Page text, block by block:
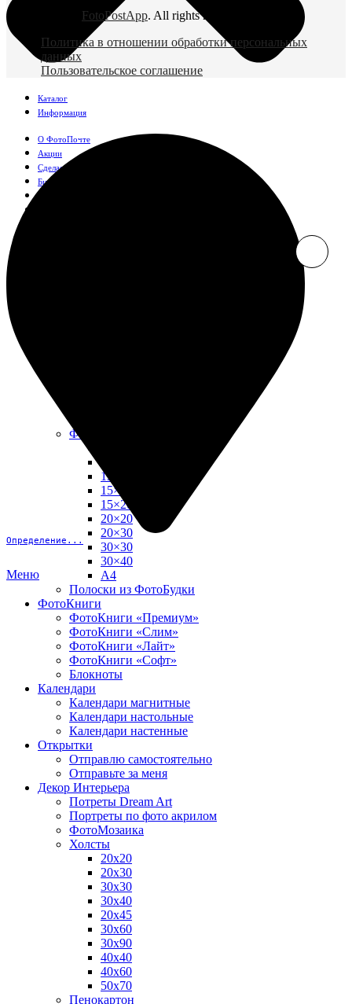
Определение...
Меню
FotoPostApp. All rights reserved
Политика в отношении обработки персональных
данных
Пользовательское соглашение
Каталог
Информация
О ФотоПочте
Акции
Сделаем за вас
Бизнесу
Фото в рамке
13×18
15×15
15×20
20×20
20×30
30×30
30×40
A4
Полоски из ФотоБудки
ФотоКниги
ФотоКниги «Премиум»
ФотоКниги «Слим»
ФотоКниги «Лайт»
ФотоКниги «Софт»
Блокноты
Календари
Календари магнитные
Календари настольные
Календари настенные
Открытки
Отправлю самостоятельно
Отправьте за меня
Декор Интерьера
Потреты Dream Art
Портреты по фото акрилом
ФотоМозаика
Холсты
20х20
20х30
30х30
30х40
20х45
30х60
30х90
40х40
40х60
50х70
Пенокартон